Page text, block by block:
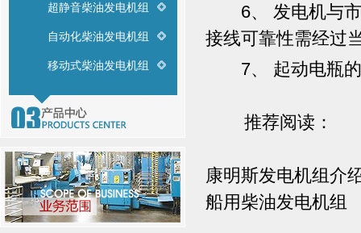
超静音柴油发电机组
自动化柴油发电机组
移动式柴油发电机组
6、 发电机与市
接线可靠性需经过
7、 起动电瓶的
推荐阅读：
康明斯发电机组介
船用柴油发电机组